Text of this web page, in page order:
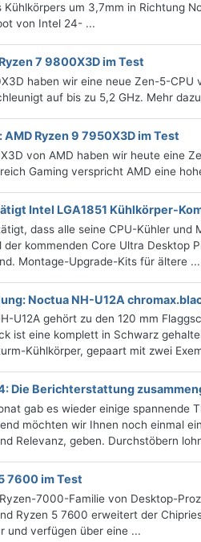
Kühlkörpers um 3,7mm in Richtung
von Intel 24- ...
7 9800X3D im Test
haben wir eine neue Zen-5-
auf bis zu 5,2 GHz. Mehr
AMD Ryzen 9 7950X3D im Test
von AMD haben wir heute eine
Gaming verspricht AMD eine
Intel LGA1851 Kühlkörper-
dass alle seine CPU-Kühler
der kommenden Core Ultra
Montage-Upgrade-Kits für ältere ...
Noctua NH-U12A
U12A gehört zu den 120 mm
ist eine komplett in Schwarz
Kühlkörper, gepaart mit zwei
Die Bericht­erstattung
gab es wieder einige spannende
möchten wir Ihnen noch einmal
Relevanz, geben. Durchstöbern
7600 im Test
7000-Familie von Desktop-
Ryzen 5 7600 erweitert der
und verfügen über eine ...